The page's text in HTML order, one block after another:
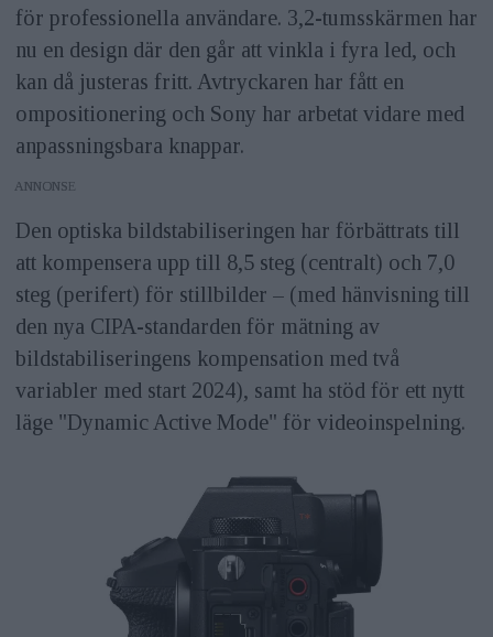
för professionella användare. 3,2-tumsskärmen har
nu en design där den går att vinkla i fyra led, och
kan då justeras fritt. Avtryckaren har fått en
ompositionering och Sony har arbetat vidare med
anpassningsbara knappar.
ANNONS
Den optiska bildstabiliseringen har förbättrats till
att kompensera upp till 8,5 steg (centralt) och 7,0
steg (perifert) för stillbilder – (med hänvisning till
den nya CIPA-standarden för mätning av
bildstabiliseringens kompensation med två
variabler med start 2024), samt ha stöd för ett nytt
läge "Dynamic Active Mode" för videoinspelning.